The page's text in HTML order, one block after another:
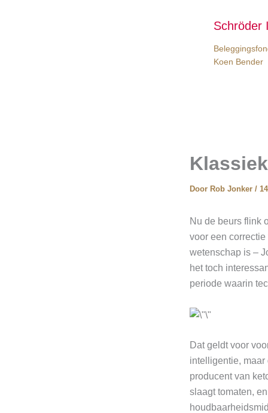
Schröder
Koen Bender
Door Rob Jonker /
Nu de beurs flink
voor een
wetenschap is –
het toch
periode waarin
Dat geldt voor
intelligentie, maar
producent van
slaagt tomaten,